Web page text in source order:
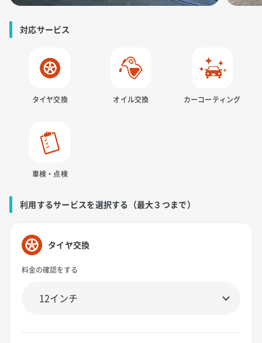
対応サービス
タイヤ交換 オイル交換 カーコーティング
車検・点検
利用するサービスを選択する（最大３つまで）
タイヤ交換
料金の確認をする